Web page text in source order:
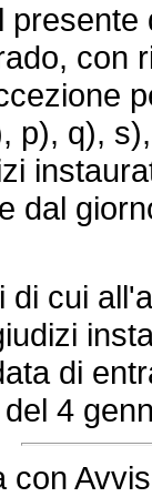
con
p), q),
dal
cui
di
4